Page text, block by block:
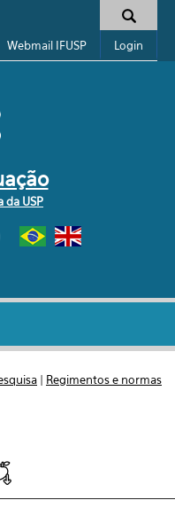
Webmail IFUSP Login
da USP
| Regimentos e normas